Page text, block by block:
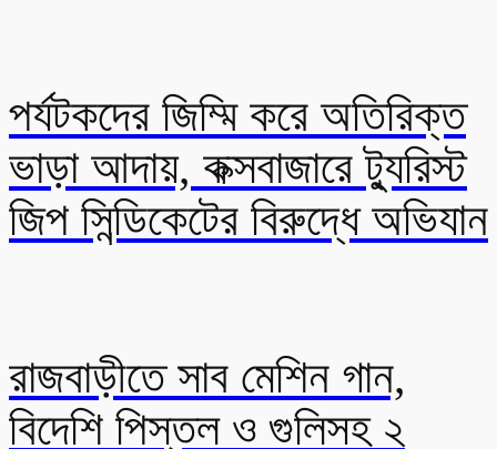
পর্যটকদের জিম্মি করে অতিরিক্ত
ভাড়া আদায়, কক্সবাজারে ট্যুরিস্ট
জিপ সিন্ডিকেটের বিরুদ্ধে অভিযান
রাজবাড়ীতে সাব মেশিন গান,
বিদেশি পিস্তল ও গুলিসহ ২